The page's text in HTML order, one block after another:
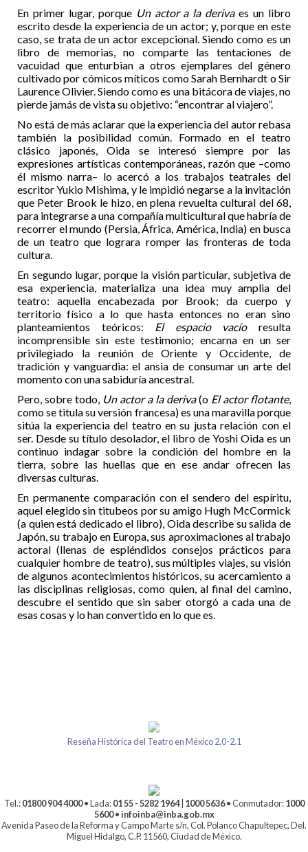
En primer lugar, porque Un actor a la derivaes un libro
escrito desde la experiencia de un actor; y, porque en este
caso, se trata de un actor excepcional. Siendo como es un
libro de memorias, no comparte las tentaciones de
vacuidad que enturbian a otros ejemplares del género
cultivado por cómicos míticos como Sarah Bernhardt o Sir
Laurence Olivier. Siendo como es una bitácora de viajes, no
pierde jamás de vista su objetivo: “encontrar al viajero”.
No está de más aclarar que la experiencia del autor rebasa
también la posibilidad común. Formado en el teatro
clásico japonés, Oida se interesó siempre por las
expresiones artísticas contemporáneas, razón que –como
él mismo narra– lo acercó a los trabajos teatrales del
escritor Yukio Mishima, y le impidió negarse a la invitación
que Peter Brook le hizo, en plena revuelta cultural del 68,
para integrarse a una compañía multicultural que habría de
recorrer el mundo (Persia, África, América, India) en busca
de un teatro que lograra romper las fronteras de toda
cultura.
En segundo lugar, porque la visión particular, subjetiva de
esa experiencia, materializa una idea muy amplia del
teatro: aquella encabezada por Brook; da cuerpo y
territorio físico a lo que hasta entonces no eran sino
planteamientos teóricos: El espacio vacíoresulta
incomprensible sin este testimonio; encarna en un ser
privilegiado la reunión de Oriente y Occidente, de
tradición y vanguardia: el ansia de consumar un arte del
momento con una sabiduría ancestral.
Pero, sobre todo, Un actor a la deriva(o El actor flotante,
como se titula su versión francesa) es una maravilla porque
sitúa la experiencia del teatro en su justa relación con el
ser. Desde su título desolador, el libro de Yoshi Oida es un
continuo indagar sobre la condición del hombre en la
tierra, sobre las huellas que en ese andar ofrecen las
diversas culturas.
En permanente comparación con el sendero del espíritu,
aquel elegido sin titubeos por su amigo Hugh McCormick
(a quien está dedicado el libro), Oida describe su salida de
Japón, su trabajo en Europa, sus aproximaciones al trabajo
actoral (llenas de espléndidos consejos prácticos para
cualquier hombre de teatro), sus múltiples viajes, su visión
de algunos acontecimientos históricos, su acercamiento a
las disciplinas religiosas, como quien, al final del camino,
descubre el sentido que sin saber otorgó a cada una de
esas cosas y lo han convertido en lo que es.
Reseña Histórica del Teatro en México 2.0-2.1
Tel.:01800 904 4000• Lada:01 55 - 5282 1964| 1000 5636• Conmutador:1000
5600•infoinba@inba.gob.mx
Avenida Paseo de la Reforma y Campo Marte s/n, Col. Polanco Chapultepec, Del.
Miguel Hidalgo, C.P. 11560, Ciudad de México.